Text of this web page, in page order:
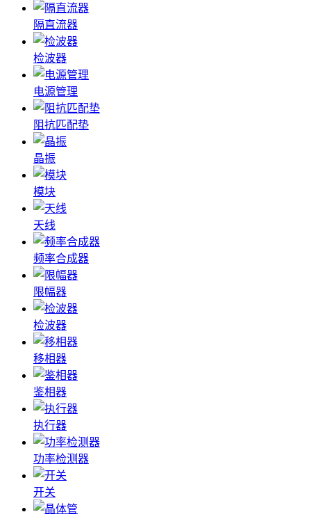
隔直流器
检波器
电源管理
阻抗匹配垫
晶振
模块
天线
频率合成器
限幅器
检波器
移相器
鉴相器
执行器
功率检测器
开关